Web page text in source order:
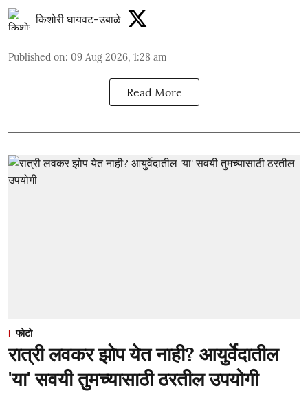
किशोरी घायवट-उबाळे
Published on: 09 Aug 2026, 1:28 am
Read More
फोटो
रात्री लवकर झोप येत नाही? आयुर्वेदातील
'या' सवयी तुमच्यासाठी ठरतील उपयोगी